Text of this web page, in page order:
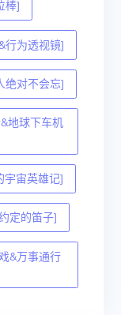
棒]
行为透视镜]
绝对不会忘]
地球下车机
宇宙英雄记]
定的笛子]
&万事通行